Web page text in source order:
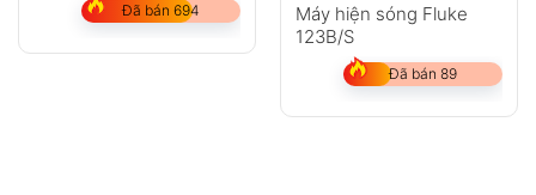
Đã bán 694
Máy hiện sóng Fluke
123B/S
Đã bán 89